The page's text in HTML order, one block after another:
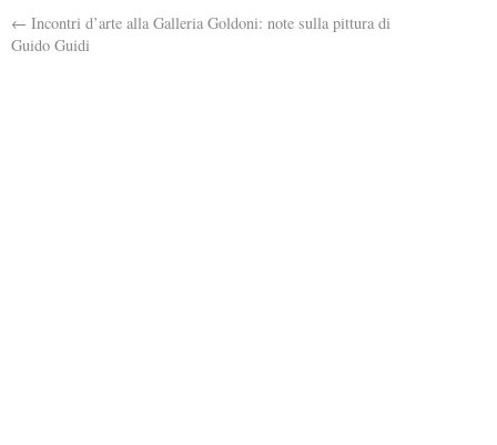
← Incontri d’arte alla Galleria Goldoni: note sulla pittura di
Guido Guidi